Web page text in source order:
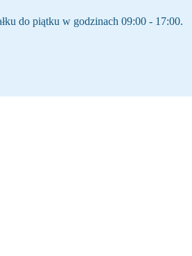
do piątku w godzinach 09:00 - 17:00.